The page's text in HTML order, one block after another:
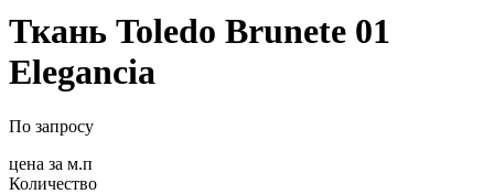
Ткань Toledo Brunete 01
Elegancia
По запросу
цена за м.п
Количество